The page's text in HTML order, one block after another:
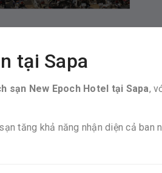
tại Sapa
sạn New Epoch Hotel tại Sapa,
tăng khả năng nhận diện cả ban